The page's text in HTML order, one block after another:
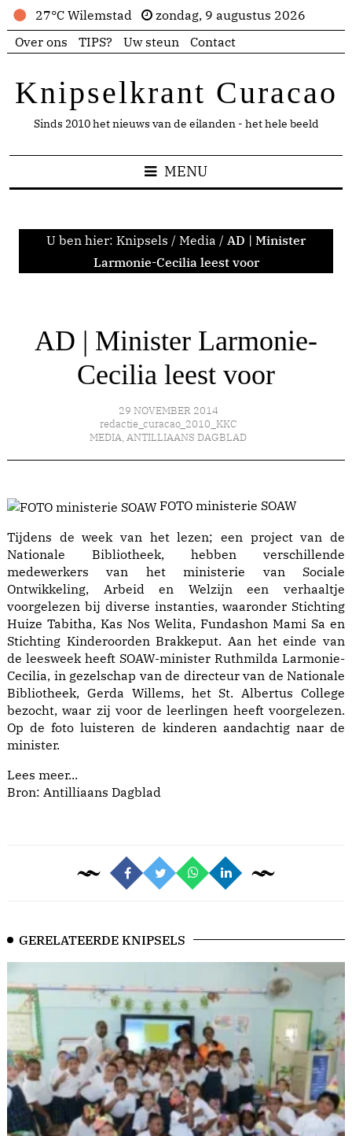
27°C Wilemstad
zondag, 9 augustus 2026
Over ons
TIPS? Uw steun Contact
Knipselkrant Curacao
Sinds 2010 het nieuws van de eilanden - het hele beeld
MENU
U ben hier: Knipsels / Media / AD | Minister
Larmonie-Cecilia leest voor
AD | Minister Larmonie-
Cecilia leest voor
29 NOVEMBER 2014
redactie_curacao_2010_KKC
MEDIA, ANTILLIAANS DAGBLAD
FOTO ministerie SOAW
Tijdens de week van het lezen; een project van de
Nationale Bibliotheek, hebben verschillende
medewerkers van het ministerie van Sociale
Ontwikkeling, Arbeid en Welzijn een verhaaltje
voorgelezen bij diverse instanties, waaronder Stichting
Huize Tabitha, Kas Nos Welita, Fundashon Mami Sa en
Stichting Kinderoorden Brakkeput. Aan het einde van
de leesweek heeft SOAW-minister Ruthmilda Larmonie-
Cecilia, in gezelschap van de directeur van de Nationale
Bibliotheek, Gerda Willems, het St. Albertus College
bezocht, waar zij voor de leerlingen heeft voorgelezen.
Op de foto luisteren de kinderen aandachtig naar de
minister.
Lees meer...
Bron: Antilliaans Dagblad
GERELATEERDE KNIPSELS